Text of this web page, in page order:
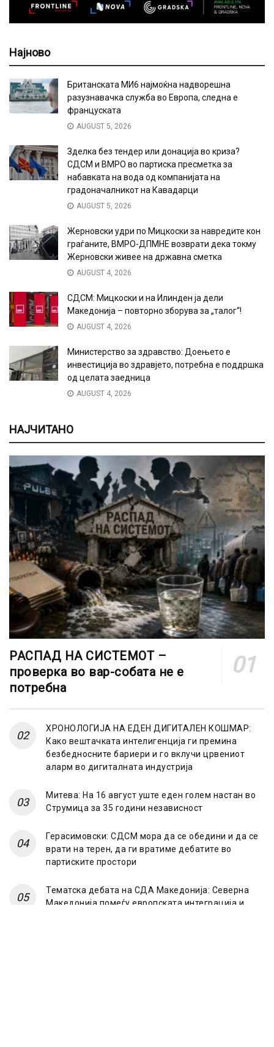
Најново
Британската МИ6 најмоќна надворешна
разузнавачка служба во Европа, следна е
француската
AUGUST 5, 2026
Зделка без тендер или донација во криза?
СДСМ и ВМРО во партиска пресметка за
набавката на вода од компанијата на
градоначалникот на Кавадарци
AUGUST 5, 2026
Жерновски удри по Мицкоски за навредите кон
граѓаните, ВМРО-ДПМНЕ возврати дека токму
Жерновски живее на државна сметка
AUGUST 4, 2026
СДСМ: Мицкоски и на Илинден ја дели
Македонија – повторно зборува за „талог“!
AUGUST 4, 2026
Министерство за здравство: Доењето е
инвестиција во здравјето, потребна е поддршка
од целата заедница
AUGUST 4, 2026
НАЈЧИТАНО
РАСПАД НА СИСТЕМОТ –
проверка во вар-собата не е
потребна
ХРОНОЛОГИЈА НА ЕДЕН ДИГИТАЛЕН КОШМАР:
Како вештачката интелигенција ги премина
безбедносните бариери и го вклучи црвениот
аларм во дигиталната индустрија
Митева: На 16 август уште еден голем настан во
Струмица за 35 години независност
Герасимовски: СДСМ мора да се обедини и да се
врати на терен, да ги вратиме дебатите во
партиските простори
Тематска дебата на СДА Македонија: Северна
Македонија помеѓу европската интеграција и